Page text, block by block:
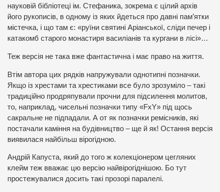
науковій бібліотеці ім. Стефаника, зокрема є цілий архів
його рукописів, в одному із яких йдеться про давні пам’ятки
містечка, і що там є: «руїни святині Аріанської, сліди печер і
катакомб старого монастиря василіанів та кургани в лісі»…
Теж версія не така вже фантастична і має право на життя.
Втім автора цих рядків напружували однотипні позначки.
Якщо із хрестами та хрестиками все було зрозуміло – такі
традиційно продряпували прочни для підсилення молитов,
то, наприклад, чисельні позначки типу «FxY» під щось
сакральне не підпадали. А от як позначки ремісників, які
постачали каміння на будівництво – ще й як! Остання версія
виявилася найбільш вірогідною.
Андрій Капуста, який до того ж колекціонером цегляних
клейм теж вважає цю версію найвірогіднішою. Бо тут
простежувалися досить такі прозорі паралелі.